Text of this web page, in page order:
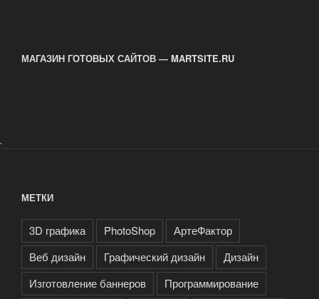
МАГАЗИН ГОТОВЫХ САЙТОВ — MARTSITE.RU
.
МЕТКИ
3D графика PhotoShop
АртеФактор
Веб дизайн
Графический дизайн
Дизайн
Изготовление баннеров
Программирование